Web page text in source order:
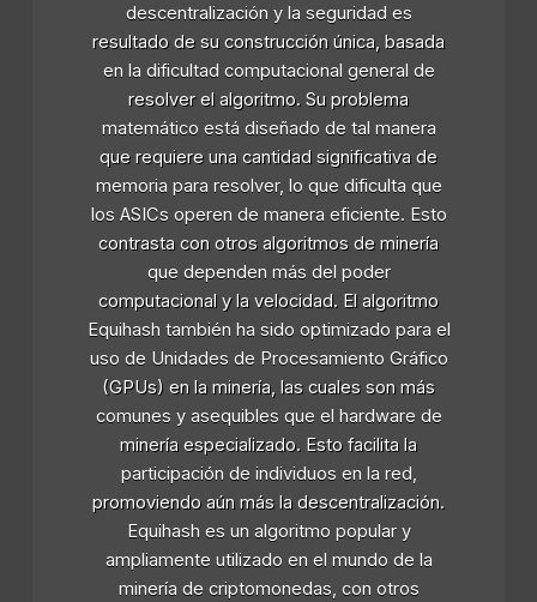
descentralización y la seguridad es
resultado de su construcción única, basada
en la dificultad computacional general de
resolver el algoritmo. Su problema
matemático está diseñado de tal manera
que requiere una cantidad significativa de
memoria para resolver, lo que dificulta que
los ASICs operen de manera eficiente. Esto
contrasta con otros algoritmos de minería
que dependen más del poder
computacional y la velocidad. El algoritmo
Equihash también ha sido optimizado para el
uso de Unidades de Procesamiento Gráfico
(GPUs) en la minería, las cuales son más
comunes y asequibles que el hardware de
minería especializado. Esto facilita la
participación de individuos en la red,
promoviendo aún más la descentralización.
Equihash es un algoritmo popular y
ampliamente utilizado en el mundo de la
minería de criptomonedas, con otros